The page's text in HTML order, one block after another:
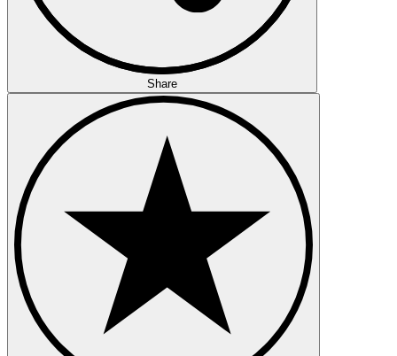
Share